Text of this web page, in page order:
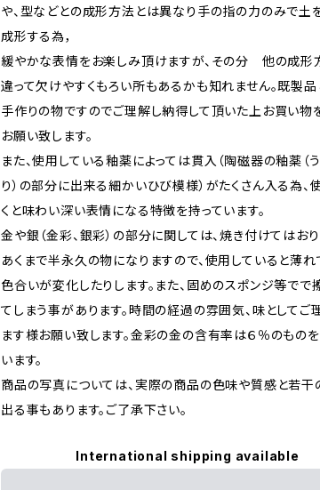
や、型などとの成形方法とは異なり手の指の力のみで土
成形する為，
緩やかな表情をお楽しみ頂けますが、その分 他の成形
違って欠けやすくもろい所もあるかも知れません。既製品
手作りの物ですのでご理解し納得して頂いた上お買い物
お願い致します。
また、使用している釉薬によっては貫入（陶磁器の釉薬（
り）の部分に出来る細かいひび模様）がたくさん入る為、
くと味わい深い表情になる特徴を持っています。
金や銀（金彩、銀彩）の部分に関しては、焼き付けてはおり
あくまで半永久の物になりますので、使用していると薄れ
色合いが変化したりします。また、固めのスポンジ等でで
てしまう事があります。時間の経過の雰囲気、味としてご
ます様お願い致します。金彩の金の含有率は６％のもの
います。
商品の写真については、実際の商品の色味や質感と若干
出る事もあります。ご了承下さい。
International shipping available